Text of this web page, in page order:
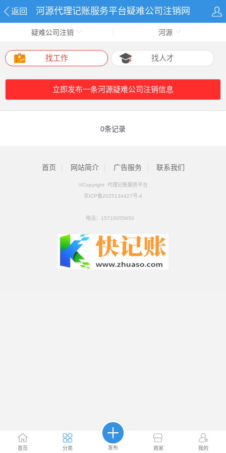
返回 河源代理记账服务平台疑难公司注销网
首页 分类 发布 商家 我的
疑难公司注销 河源
找工作 找人才
立即发布一条河源疑难公司注销信息
0条记录
首页 网站简介 广告服务 联系我们
©Copyright 代理记账服务平台
京ICP备2025134427号-4
电话： 15710055650